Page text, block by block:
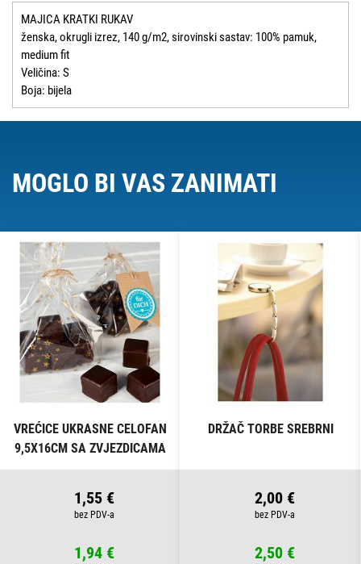
MAJICA KRATKI RUKAV
ženska, okrugli izrez, 140 g/m2, sirovinski sastav: 100% pamuk,
medium fit
Veličina: S
Boja: bijela
MOGLO BI VAS ZANIMATI
VREĆICE UKRASNE CELOFAN
9,5X16CM SA ZVJEZDICAMA
PK10 HEYDA 20-30892 50
1,55 €
1,94 €
DRŽAČ TORBE SREBRNI
2,00 €
2,50 €